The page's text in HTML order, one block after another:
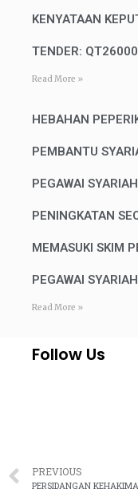
KENYATAAN
TENDER:
Read More »
HEBAHAN
PEMBANTU
PEGAWAI
PENINGKATAN
MEMASUKI SKIM
PEGAWAI
Read More »
Follow Us
PREVIOUS